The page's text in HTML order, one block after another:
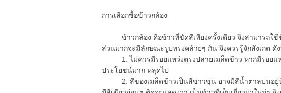
การเลือกซื้อข้าวกล้อง
ข้าวกล้อง คือข้าวที่ขัดสีเพียงครั้งเดียว จึงสามารถใช้
ส่วนมากจะมีลักษณะรูปทรงคล้ายๆ กัน จึงควรรู้จักสังเกต ดั
1. ไม่ควรมีรอยแหว่งตรงปลายเมล็ดข้าว หากมีรอยแ
ประโยชน์มาก หลุดไป
2. สีของเมล็ดข้าวเป็นสีขาวขุ่น อาจมีสีน้ำตาลปนอยู่บ้